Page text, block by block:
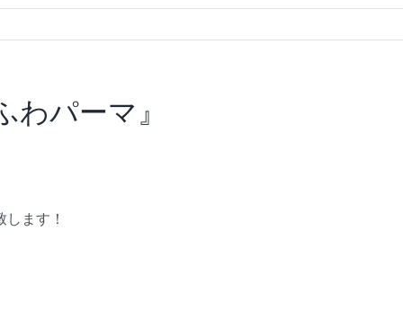
パーマ』
ます！